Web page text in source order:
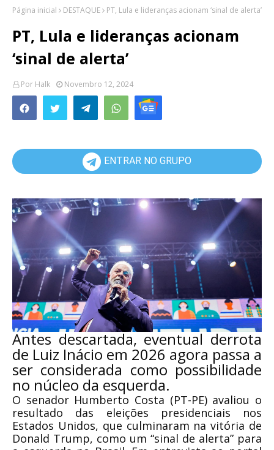
Página inicial DESTAQUE PT, Lula e lideranças acionam ‘sinal de alerta’
PT, Lula e lideranças acionam
‘sinal de alerta’
Por Halk Novembro 12, 2024
ENTRAR NO GRUPO
Antes descartada, eventual derrota
de Luiz Inácio em 2026 agora passa a
ser considerada como possibilidade
no núcleo da esquerda.
O senador Humberto Costa (PT-PE) avaliou o
resultado das eleições presidenciais nos
Estados Unidos, que culminaram na vitória de
Donald Trump, como um “sinal de alerta” para